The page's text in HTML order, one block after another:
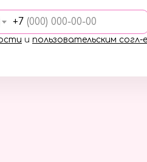
+7
и пользовательским согл-